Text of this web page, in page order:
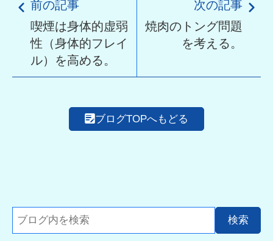
前の記事
喫煙は身体的虚弱
性（身体的フレイ
ル）を高める。
次の記事
焼肉のトング問題
を考える。
ブログTOPへもどる